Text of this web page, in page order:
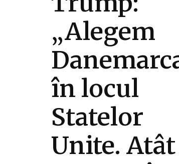
„Alegem
în locul
Statelor
Unite. Atât